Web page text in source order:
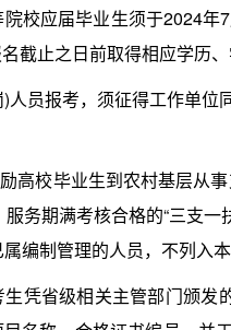
应届毕业生须于2024年
截止之日前取得相应学历、
员报考，须征得工作单位
校毕业生到农村基层从事
服务期满考核合格的“三支
编制管理的人员，不列入
省级相关主管部门颁发